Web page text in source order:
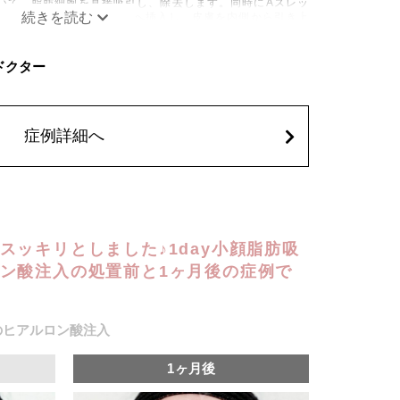
立たない部分から皮下へ挿入し、皮膚を内側から引き上
しびれ、むくみ、内出血、引き攣れ感などが術後一時的
に貧血、細菌感染症、左右差、施術箇所の知覚鈍麻、ぼ
+162,800円(税込)
クター
症例詳細へ
ッキリとしました♪1day小顔脂肪吸
酸注入の処置前と1ヶ月後の症例で
アルロン酸注入
1ヶ月後